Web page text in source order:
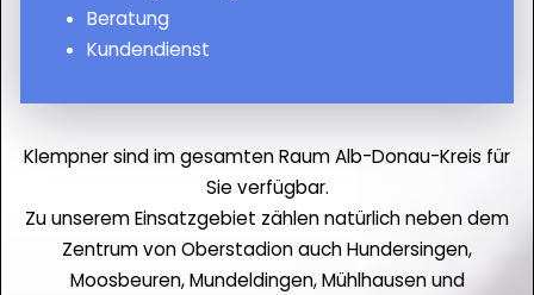
Beratung
Kundendienst
Klempner sind im gesamten Raum Alb-Donau-Kreis für
Sie verfügbar.
Zu unserem Einsatzgebiet zählen natürlich neben dem
Zentrum von Oberstadion auch Hundersingen,
Moosbeuren, Mundeldingen, Mühlhausen und